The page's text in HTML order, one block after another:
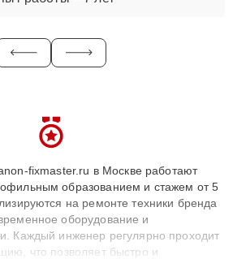
fixmaster.ru в Москве работают
образованием и стажем от 5
на ремонте техники бренда
оборудование и
Каждый инженер регулярно проходит
что позволяет быстро и